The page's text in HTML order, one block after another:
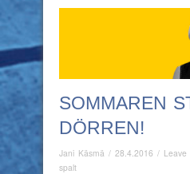
SOMMAREN
DÖRREN!
Jani Käsmä / 28.4.2016 /
spalt